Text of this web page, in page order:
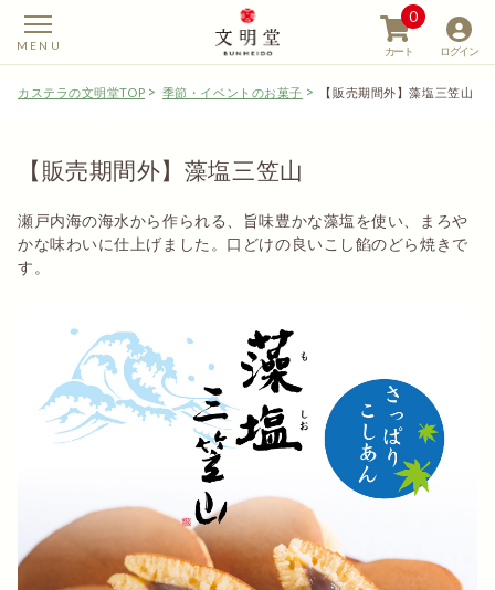
【カステラの文明堂】
ログイン
カート
0
カステラの文明堂TOP 季節・イベントのお菓子 【販売期間外】藻塩三笠山
【販売期間外】藻塩三笠山
瀬戸内海の海水から作られる、旨味豊かな藻塩を使い、まろや
かな味わいに仕上げました。口どけの良いこし餡のどら焼きで
す。